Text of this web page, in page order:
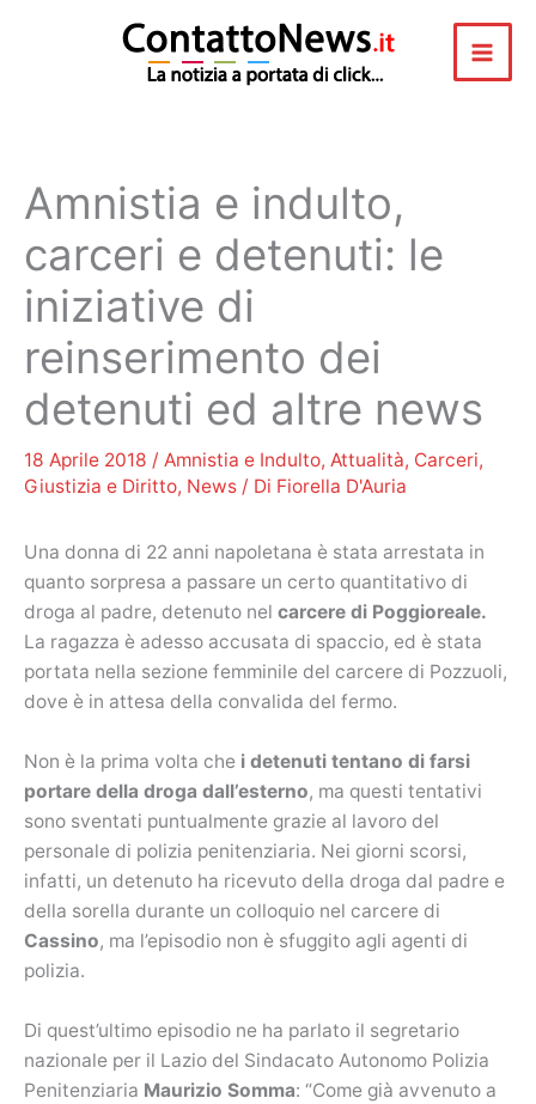
Amnistia e indulto,
carceri e detenuti: le
iniziative di
reinserimento dei
detenuti ed altre news
18 Aprile 2018 / Amnistia e Indulto, Attualità, Carceri,
Giustizia e Diritto, News / Di Fiorella D'Auria
Una donna di 22 anni napoletana è stata arrestata in
quanto sorpresa a passare un certo quantitativo di
droga al padre, detenuto nel carcere di Poggioreale.
La ragazza è adesso accusata di spaccio, ed è stata
portata nella sezione femminile del carcere di Pozzuoli,
dove è in attesa della convalida del fermo.
Non è la prima volta che i detenuti tentano di farsi
portare della droga dall’esterno, ma questi tentativi
sono sventati puntualmente grazie al lavoro del
personale di polizia penitenziaria. Nei giorni scorsi,
infatti, un detenuto ha ricevuto della droga dal padre e
della sorella durante un colloquio nel carcere di
Cassino, ma l’episodio non è sfuggito agli agenti di
polizia.
Di quest’ultimo episodio ne ha parlato il segretario
nazionale per il Lazio del Sindacato Autonomo Polizia
Penitenziaria Maurizio Somma: “Come già avvenuto a